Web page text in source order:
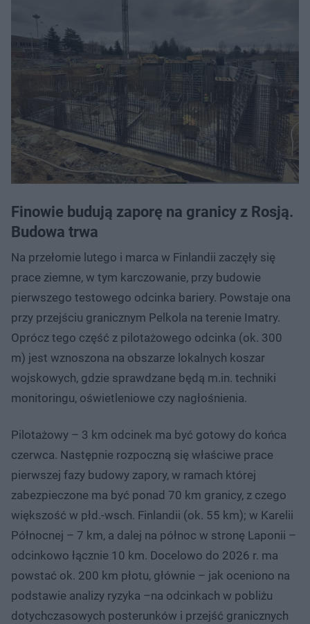
Finowie budują zaporę na granicy z Rosją.
Budowa trwa
Na przełomie lutego i marca w Finlandii zaczęły się
prace ziemne, w tym karczowanie, przy budowie
pierwszego testowego odcinka bariery. Powstaje ona
przy przejściu granicznym Pelkola na terenie Imatry.
Oprócz tego część z pilotażowego odcinka (ok. 300
m) jest wznoszona na obszarze lokalnych koszar
wojskowych, gdzie sprawdzane będą m.in. techniki
monitoringu, oświetleniowe czy nagłośnienia.
Pilotażowy – 3 km odcinek ma być gotowy do końca
czerwca. Następnie rozpoczną się właściwe prace
pierwszej fazy budowy zapory, w ramach której
zabezpieczone ma być ponad 70 km granicy, z czego
większość w płd.-wsch. Finlandii (ok. 55 km); w Karelii
Północnej – 7 km, a dalej na północ w stronę Laponii –
odcinkowo łącznie 10 km. Docelowo do 2026 r. ma
powstać ok. 200 km płotu, głównie – jak oceniono na
podstawie analizy ryzyka –na odcinkach w pobliżu
dotychczasowych posterunków i przejść granicznych